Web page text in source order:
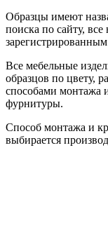
Образцы имеют
поиска по сайту, все
Все мебельные
образцов по цвету,
способами монтажа
фурнитуры.
Способ монтажа и
выбирается